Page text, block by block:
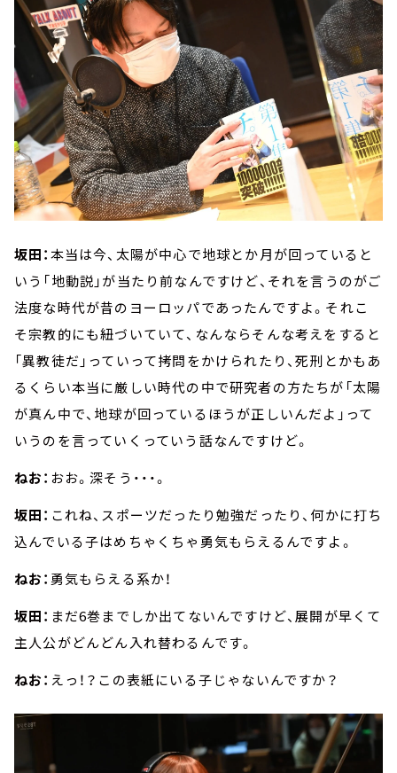
坂田：本当は今、太陽が中心で地球とか月が回っていると
いう「地動説」が当たり前なんですけど、それを言うのがご
法度な時代が昔のヨーロッパであったんですよ。それこ
そ宗教的にも紐づいていて、なんならそんな考えをすると
「異教徒だ」っていって拷問をかけられたり、死刑とかもあ
るくらい本当に厳しい時代の中で研究者の方たちが「太陽
が真ん中で、地球が回っているほうが正しいんだよ」って
いうのを言っていくっていう話なんですけど。
ねお： おお。深そう・・・。
坂田： これね、スポーツだったり勉強だったり、何かに打ち
込んでいる子はめちゃくちゃ勇気もらえるんですよ。
ねお： 勇気もらえる系か！
坂田： まだ6巻までしか出てないんですけど、展開が早くて
主人公がどんどん入れ替わるんです。
ねお： えっ！？この表紙にいる子じゃないんですか？